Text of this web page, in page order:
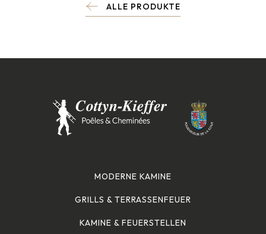
ALLE PRODUKTE
MODERNE KAMINE
GRILLS & TERRASSENFEUER
KAMINE & FEUERSTELLEN